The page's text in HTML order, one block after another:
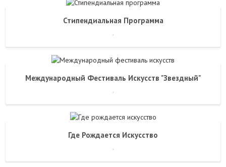
Стипендиальная Программа
.
Международный Фестиваль Искусств "Звездный"
.
Где Рождается Искусство
.